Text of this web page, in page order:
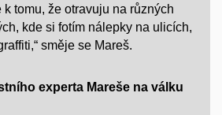
tomu, že otravuju na různých
kde si fotím nálepky na ulicích,
směje se Mareš.
experta Mareše na válku